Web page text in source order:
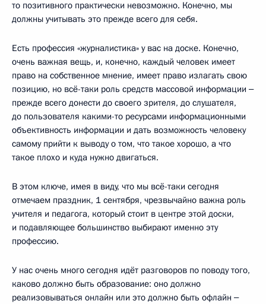
то позитивного практически невозможно. Конечно, мы
должны учитывать это прежде всего для себя.
Есть профессия «журналистика» у вас на доске. Конечно,
очень важная вещь, и, конечно, каждый человек имеет
право на собственное мнение, имеет право излагать свою
позицию, но всё-таки роль средств массовой информации ‒
прежде всего донести до своего зрителя, до слушателя,
до пользователя какими-то ресурсами информационными
объективность информации и дать возможность человеку
самому прийти к выводу о том, что такое хорошо, а что
такое плохо и куда нужно двигаться.
В этом ключе, имея в виду, что мы всё-таки сегодня
отмечаем праздник, 1 сентября, чрезвычайно важна роль
учителя и педагога, который стоит в центре этой доски,
и подавляющее большинство выбирают именно эту
профессию.
У нас очень много сегодня идёт разговоров по поводу того,
каково должно быть образование: оно должно
реализовываться онлайн или это должно быть офлайн ‒